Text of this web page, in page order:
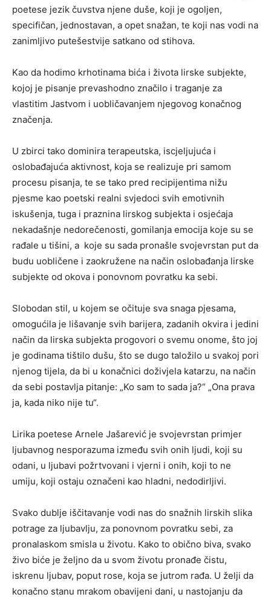
poetese jezik čuvstva njene duše, koji je ogoljen,
specifičan, jednostavan, a opet snažan, te koji nas vodi na
zanimljivo putešestvije satkano od stihova.
Kao da hodimo krhotinama bića i života lirske subjekte,
kojoj je pisanje prevashodno značilo i traganje za
vlastitim Jastvom i uobličavanjem njegovog konačnog
značenja.
U zbirci tako dominira terapeutska, iscjeljujuća i
oslobađajuća aktivnost, koja se realizuje pri samom
procesu pisanja, te se tako pred recipijentima nižu
pjesme kao poetski realni svjedoci svih emotivnih
iskušenja, tuga i praznina lirskog subjekta i osjećaja
nekadašnje nedorečenosti, gomilanja emocija koje su se
rađale u tišini, a koje su sada pronašle svojevrstan put da
budu uobličene i zaokružene na način oslobađanja lirske
subjekte od okova i ponovnom povratku ka sebi.
Slobodan stil, u kojem se očituje sva snaga pjesama,
omogućila je lišavanje svih barijera, zadanih okvira i jedini
način da lirska subjekta progovori o svemu onome, što joj
je godinama tištilo dušu, što se dugo taložilo u svakoj pori
njenog tijela, da bi u konačnici doživjela katarzu, na način
da sebi postavlja pitanje: „Ko sam to sada ja?“ „Ona prava
ja, kada niko nije tu“.
Lirika poetese Arnele Jašarević je svojevrstan primjer
ljubavnog nesporazuma između svih onih ljudi, koji su
odani, u ljubavi požrtvovani i vjerni i onih, koji to ne
umiju, koji ostaju označeni kao hladni, nedodirljivi.
Svako dublje iščitavanje vodi nas do snažnih lirskih slika
potrage za ljubavlju, za ponovnom povratku sebi, za
pronalaskom smisla u životu. Kako to obično biva, svako
živo biće je željno da u svom životu pronađe čistu,
iskrenu ljubav, poput rose, koja se jutrom rađa. U želji da
konačno stanu mrakom obavijeni dani, u nastojanju da